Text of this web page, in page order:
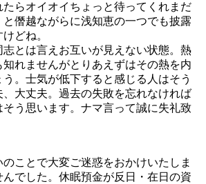
らオイオイちょっと待ってくれまだ
と僭越ながらに浅知恵の一つでも披露
どね。
とは言えお互いが見えない状態。熱
知れませんがとりあえずはその熱を内
。士気が低下すると感じる人はそう
大丈夫。過去の失敗を忘れなければ
う思います。ナマ言って誠に失礼致
ことで大変ご迷惑をおかけいたしま
んでした。休眠預金が反日・在日の資